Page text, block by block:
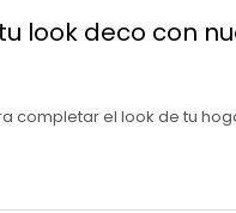
look deco con
completar el look de tu